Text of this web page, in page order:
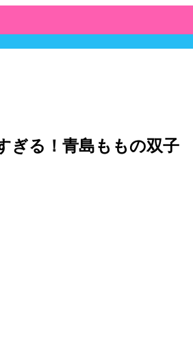
ぎる！青島ももの双子